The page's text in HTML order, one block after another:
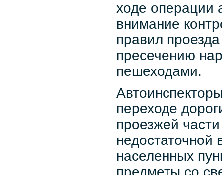
ходе операции
внимание
правил
пресечению
пешеходами.
переходе
проезжей
недостаточной
населенных
предметы со